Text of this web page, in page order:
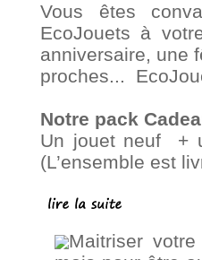
Vous êtes
EcoJouets à
anniversaire, une
proches...
Notre pack
Un jouet neuf +
(L’ensemble est
Maitriser